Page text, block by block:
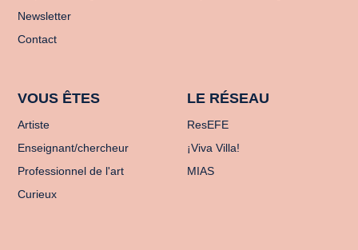
Newsletter
Contact
VOUS ÊTES
Artiste
Enseignant/chercheur
Professionnel de l'art
Curieux
LE RÉSEAU
ResEFE
¡Viva Villa!
MIAS